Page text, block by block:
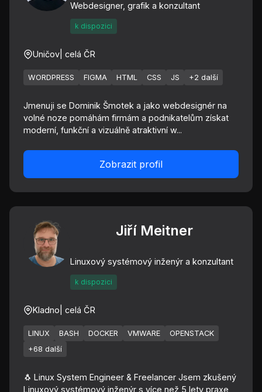
Webdesigner, grafik a konzultant
k dispozici
Uničov | celá ČR
WORDPRESS FIGMA HTML CSS JS +2 další
Jmenuji se Dominik Šmotek a jako webdesignér na
volné noze pomáhám firmám a podnikatelům získat
moderní, funkční a vizuálně atraktivní w...
Zobrazit profil
Jiří Meitner
Linuxový systémový inženýr a konzultant
k dispozici
Kladno | celá ČR
LINUX BASH DOCKER VMWARE
OPENSTACK
+68 další
🐧 Linux System Engineer & Freelancer Jsem zkušený
Linuxový systémový inženýr s více než 5 lety praxe